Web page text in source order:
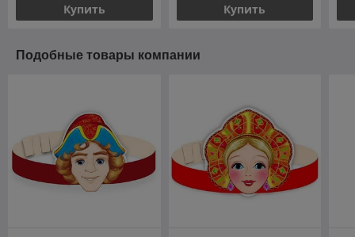
Купить Купить
Подобные товары компании